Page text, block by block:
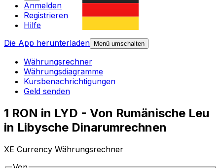
Anmelden
Registrieren
Hilfe
Die App herunterladen
Menü umschalten
Währungsrechner
Währungsdiagramme
Kursbenachrichtigungen
Geld senden
1 RON in LYD - Von Rumänische Leu
in Libysche Dinarumrechnen
XE Currency Währungsrechner